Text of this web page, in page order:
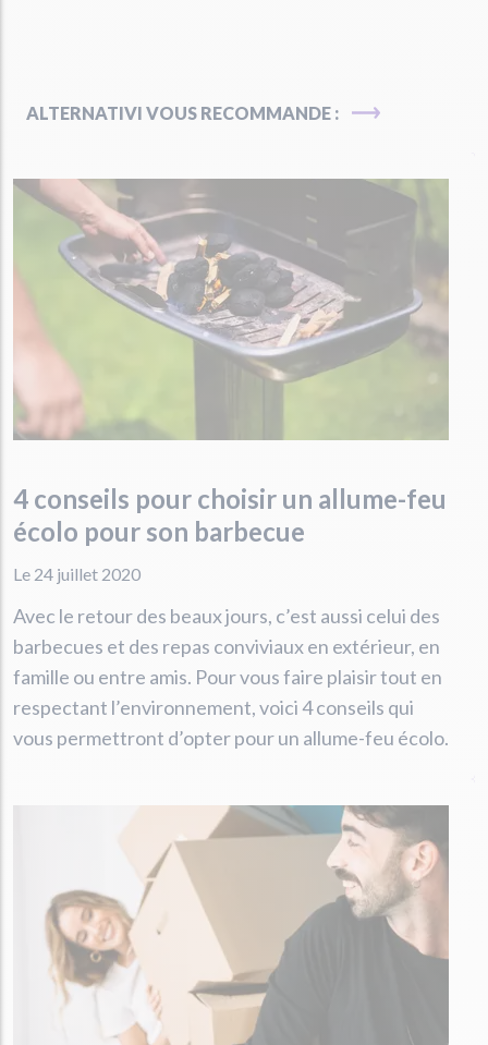
ALTERNATIVI VOUS RECOMMANDE :
4 conseils pour choisir un allume-feu
écolo pour son barbecue
Le 24 juillet 2020
Avec le retour des beaux jours, c’est aussi celui des
barbecues et des repas conviviaux en extérieur, en
famille ou entre amis. Pour vous faire plaisir tout en
respectant l’environnement, voici 4 conseils qui
vous permettront d’opter pour un allume-feu écolo.